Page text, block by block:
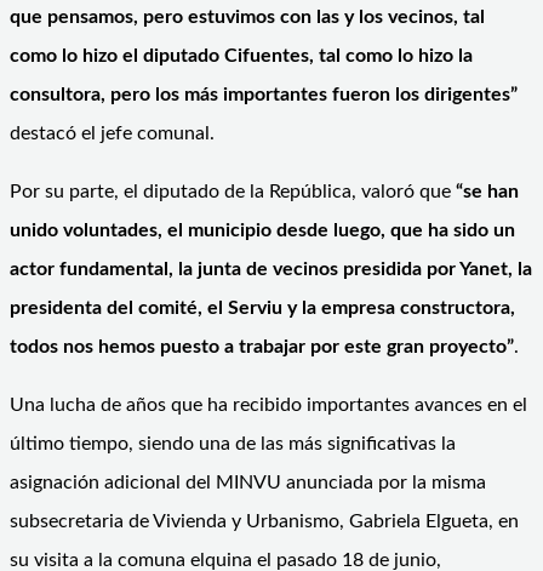
que pensamos, pero estuvimos con las y los vecinos, tal
como lo hizo el diputado Cifuentes, tal como lo hizo la
consultora, pero los más importantes fueron los dirigentes”
destacó el jefe comunal.
Por su parte, el diputado de la República, valoró que “se han
unido voluntades, el municipio desde luego, que ha sido un
actor fundamental, la junta de vecinos presidida por Yanet, la
presidenta del comité, el Serviu y la empresa constructora,
todos nos hemos puesto a trabajar por este gran proyecto”.
Una lucha de años que ha recibido importantes avances en el
último tiempo, siendo una de las más significativas la
asignación adicional del MINVU anunciada por la misma
subsecretaria de Vivienda y Urbanismo, Gabriela Elgueta, en
su visita a la comuna elquina el pasado 18 de junio,